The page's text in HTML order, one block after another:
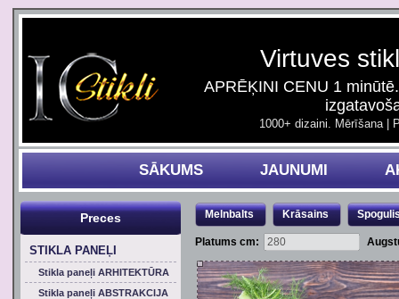
Virtuves
APRĒĶINI CENU 1
1000+ dizaini. Mērīšana |
SĀKUMS JAUNUMI
Melnbalts Krāsains
Platums cm:
Preces
STIKLA PANEĻI
Stikla paneļi ARHITEKTŪRA
Stikla paneļi ABSTRAKCIJA